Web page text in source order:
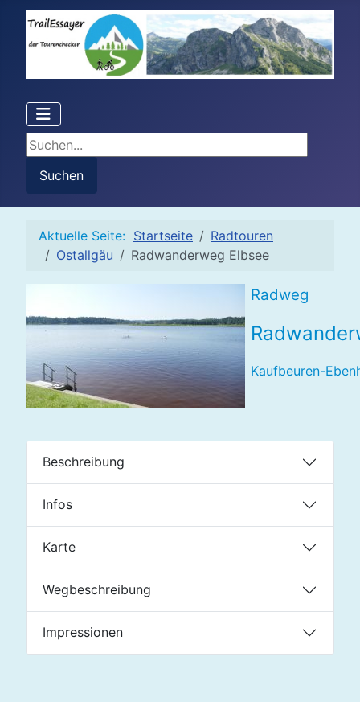
Suchen...
Suchen
Aktuelle Seite: Startseite
Radtouren
Ostallgäu
Radwanderweg Elbsee
Radweg
Kaufbeuren-
Beschreibung
Infos
Karte
Wegbeschreibung
Impressionen